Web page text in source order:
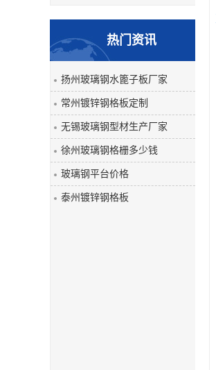
玻璃钢平板
玻璃钢盖板
热门资讯
扬州玻璃钢水篦子板厂家
常州镀锌钢格板定制
无锡玻璃钢型材生产厂家
徐州玻璃钢格栅多少钱
玻璃钢平台价格
泰州镀锌钢格板